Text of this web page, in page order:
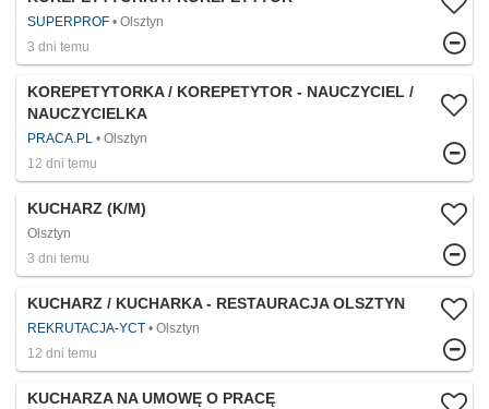
SUPERPROF
Olsztyn
3 dni temu
KOREPETYTORKA / KOREPETYTOR - NAUCZYCIEL /
NAUCZYCIELKA
PRACA.PL
Olsztyn
12 dni temu
KUCHARZ (K/M)
Olsztyn
3 dni temu
KUCHARZ / KUCHARKA - RESTAURACJA OLSZTYN
REKRUTACJA-YCT
Olsztyn
12 dni temu
KUCHARZA NA UMOWĘ O PRACĘ